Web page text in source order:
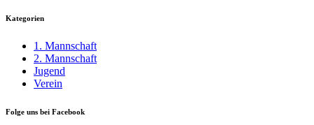
Kategorien
1. Mannschaft
2. Mannschaft
Jugend
Verein
Folge uns bei Facebook